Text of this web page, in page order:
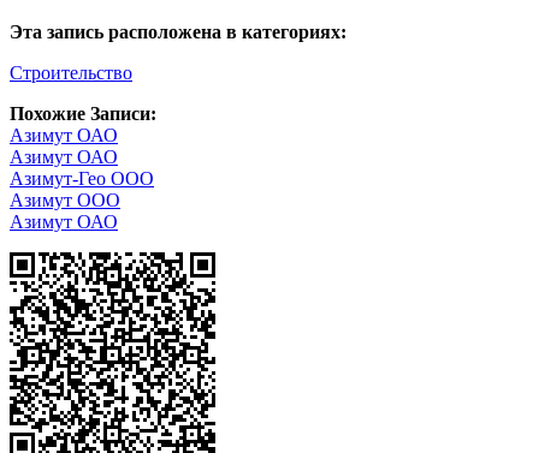
Эта запись расположена в категориях:
Строительство
Похожие Записи:
Азимут ОАО
Азимут ОАО
Азимут-Гео ООО
Азимут ООО
Азимут ОАО